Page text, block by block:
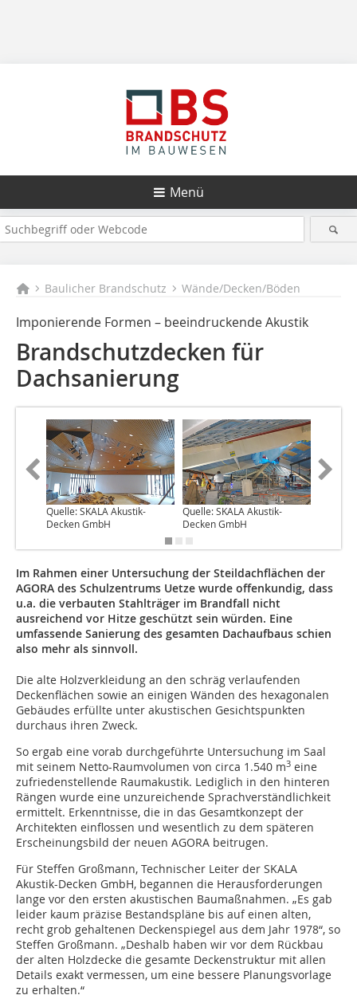
Menü
Baulicher Brandschutz Wände/Decken/Böden
Imponierende Formen – beeindruckende Akustik
Brandschutzdecken für
Dachsanierung
Quelle: SKALA Akustik-
Decken GmbH
Quelle: SKALA Akustik-
Decken GmbH
Im Rahmen einer Untersuchung der Steildachflächen der
AGORA des Schulzentrums Uetze wurde offenkundig, dass
u.a. die verbauten Stahlträger im Brandfall nicht
ausreichend vor Hitze geschützt sein würden. Eine
umfassende Sanierung des gesamten Dachaufbaus schien
also mehr als sinnvoll.
Die alte Holzverkleidung an den schräg verlaufenden
Deckenflächen sowie an einigen Wänden des hexagonalen
Gebäudes erfüllte unter akustischen Gesichtspunkten
durchaus ihren Zweck.
So ergab eine vorab durchgeführte Untersuchung im Saal
mit seinem Netto-Raumvolumen von circa 1.540 m3 eine
zufriedenstellende Raumakustik. Lediglich in den hinteren
Rängen wurde eine unzureichende Sprachverständlichkeit
ermittelt. Erkenntnisse, die in das Gesamtkonzept der
Architekten einflossen und wesentlich zu dem späteren
Erscheinungsbild der neuen AGORA beitrugen.
Für Steffen Großmann, Technischer Leiter der SKALA
Akustik-Decken GmbH, begannen die Herausforderungen
lange vor den ersten akustischen Baumaßnahmen. „Es gab
leider kaum präzise Bestandspläne bis auf einen alten,
recht grob gehaltenen Deckenspiegel aus dem Jahr 1978“, so
Steffen Großmann. „Deshalb haben wir vor dem Rückbau
der alten Holzdecke die gesamte Deckenstruktur mit allen
Details exakt vermessen, um eine bessere Planungsvorlage
zu erhalten.“